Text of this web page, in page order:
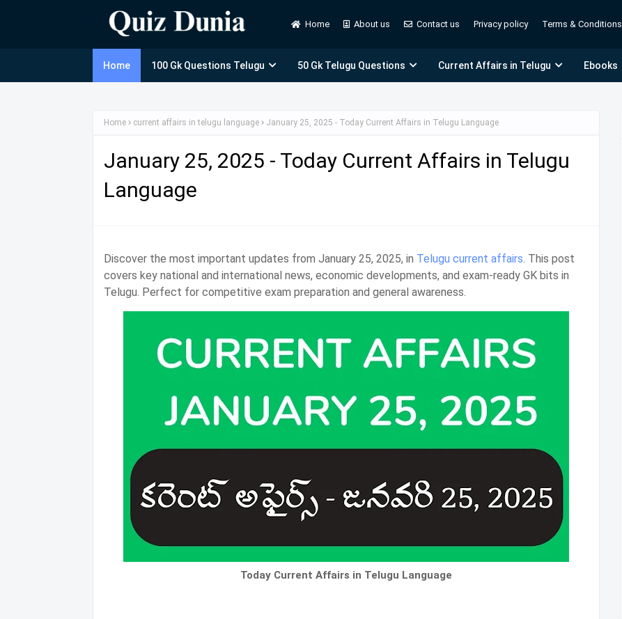
Home About us Contact us Privacy policy Terms & Conditions
Home 100 Gk Questions Telugu 50 Gk Telugu Questions Current Affairs in Telugu Ebooks
Home current affairs in telugu language January 25, 2025 - Today Current Affairs in Telugu Language
January 25, 2025 - Today Current Affairs in Telugu
Language
Discover the most important updates from January 25, 2025, in Telugu current affairs. This post
covers key national and international news, economic developments, and exam-ready GK bits in
Telugu. Perfect for competitive exam preparation and general awareness.
Today Current Affairs in Telugu Language